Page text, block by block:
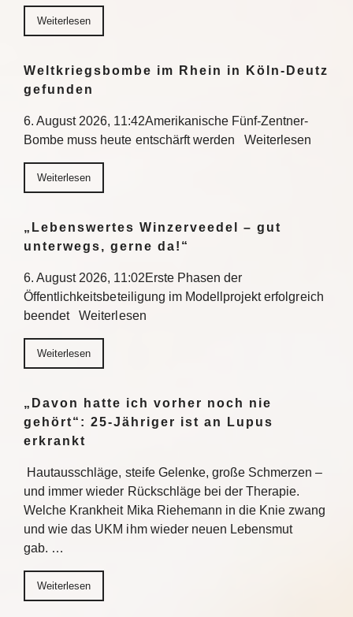
Weiterlesen
Weltkriegsbombe im Rhein in Köln-Deutz
gefunden
6. August 2026, 11:42Amerikanische Fünf-Zentner-
Bombe muss heute entschärft werden Weiterlesen
Weiterlesen
„Lebenswertes Winzerveedel – gut
unterwegs, gerne da!“
6. August 2026, 11:02Erste Phasen der
Öffentlichkeitsbeteiligung im Modellprojekt erfolgreich
beendet Weiterlesen
Weiterlesen
„Davon hatte ich vorher noch nie
gehört“: 25-Jähriger ist an Lupus
erkrankt
Hautausschläge, steife Gelenke, große Schmerzen –
und immer wieder Rückschläge bei der Therapie.
Welche Krankheit Mika Riehemann in die Knie zwang
und wie das UKM ihm wieder neuen Lebensmut
gab. …
Weiterlesen